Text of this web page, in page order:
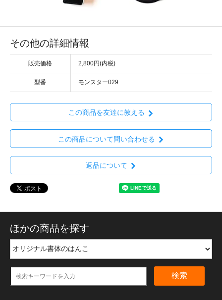
その他の詳細情報
販売価格 2,800円(内税)
型番 モンスター029
この商品を友達に教える
この商品について問い合わせる
返品について
ほかの商品を探す
検索